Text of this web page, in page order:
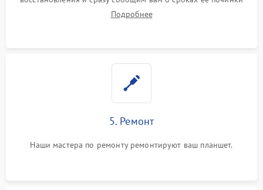
Подробнее
5. Ремонт
Наши мастера по ремонту ремонтируют ваш планшет.